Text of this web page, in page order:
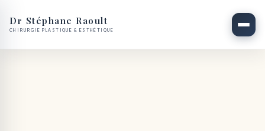
Dr Stéphane Raoult
CHIRURGIE PLASTIQUE & ESTHÉTIQUE